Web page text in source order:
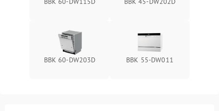
BBK 60-DW203D BBK 55-DW011